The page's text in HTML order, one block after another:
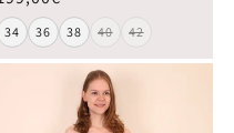
34 36 38 40 42